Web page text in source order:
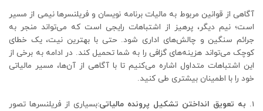
آگاهی از قوانین مربوط به مالیات برنامه نویسان و فریلنسرها نیمی از مسیر
است؛ نیم دیگر، پرهیز از اشتباهات رایجی است که می‌تواند منجر به
جرائم سنگین و چالش‌های اداری شود. حتی با بهترین نیت، یک خطای
کوچک می‌تواند هزینه‌های گزافی را به شما تحمیل کند. در ادامه به برخی از
این اشتباهات متداول اشاره می‌کنیم تا با آگاهی از آن‌ها، مسیر مالیاتی
خود را با اطمینان بیشتری طی کنید.
به تعویق انداختن تشکیل پرونده مالیاتی:بسیاری از فریلنسرها تصور